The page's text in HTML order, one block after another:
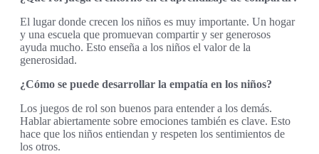
El lugar donde crecen los niños es muy importante. Un hogar
y una escuela que promuevan compartir y ser generosos
ayuda mucho. Esto enseña a los niños el valor de la
generosidad.
¿Cómo se puede desarrollar la empatía en los niños?
Los juegos de rol son buenos para entender a los demás.
Hablar abiertamente sobre emociones también es clave. Esto
hace que los niños entiendan y respeten los sentimientos de
los otros.